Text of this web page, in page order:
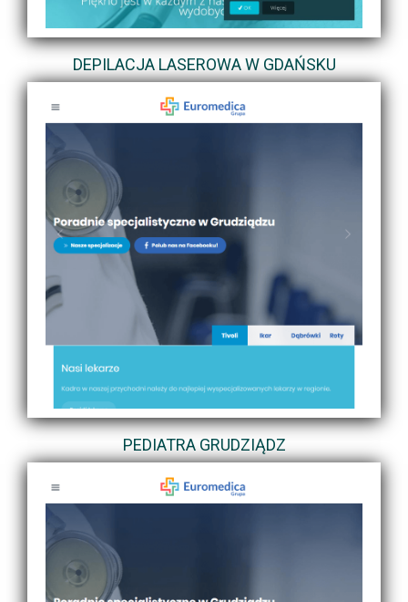
DEPILACJA LASEROWA W GDAŃSKU
PEDIATRA GRUDZIĄDZ